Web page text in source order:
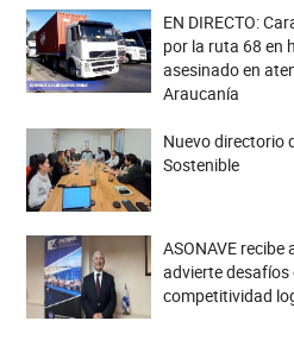
EN DIRECTO:
por la ruta 68 en
asesinado en
Araucanía
Nuevo directorio
Sostenible
ASONAVE
advierte
competitividad